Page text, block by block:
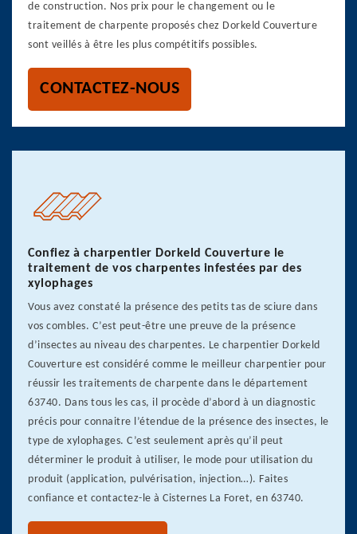
de construction. Nos prix pour le changement ou le
traitement de charpente proposés chez Dorkeld Couverture
sont veillés à être les plus compétitifs possibles.
CONTACTEZ-NOUS
Confiez à charpentier Dorkeld Couverture le
traitement de vos charpentes infestées par des
xylophages
Vous avez constaté la présence des petits tas de sciure dans
vos combles. C’est peut-être une preuve de la présence
d’insectes au niveau des charpentes. Le charpentier Dorkeld
Couverture est considéré comme le meilleur charpentier pour
réussir les traitements de charpente dans le département
63740. Dans tous les cas, il procède d’abord à un diagnostic
précis pour connaitre l’étendue de la présence des insectes, le
type de xylophages. C’est seulement après qu’il peut
déterminer le produit à utiliser, le mode pour utilisation du
produit (application, pulvérisation, injection…). Faites
confiance et contactez-le à Cisternes La Foret, en 63740.